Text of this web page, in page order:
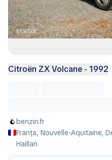
Citroën ZX Volcane - 1992
benzin.fr
Franța, Nouvelle-Aquitaine,
Haillan